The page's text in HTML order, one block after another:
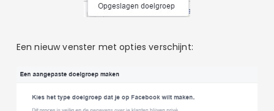
Een nieuw venster met opties verschijnt: